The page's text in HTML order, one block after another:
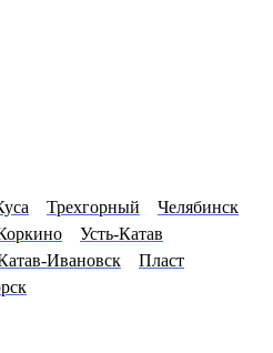
Трехгорный
Челябинск
Усть-Катав
Ивановск
Пласт